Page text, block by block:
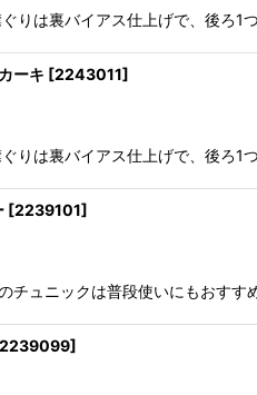
ぐりは裏バイアス仕上げで、
ーキ [2243011]
ぐりは裏バイアス仕上げで、
[2239101]
チュニックは普段使いにもお
2239099]